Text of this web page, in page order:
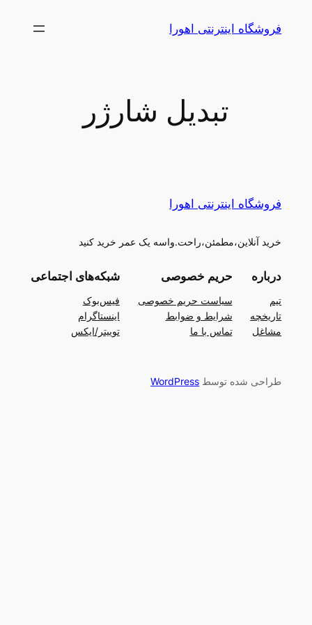
فروشگاه اینترنتی اهورا
تبدیل شارژر
فروشگاه اینترنتی اهورا
خرید آنلاین،مطمئن،راحت.واسه یک عمر خرید کنید
درباره
تیم
تاریخچه
مشاغل
حریم خصوصی
سیاست حریم خصوصی
شرایط و ضوابط
تماس با ما
شبکه‌های اجتماعی
فیس‌بوک
اینستاگرام
توییتر/ایکس
طراحی شده توسط WordPress